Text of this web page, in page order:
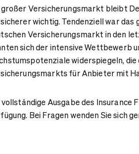
Versicherungsmarkt bleibt
wichtig. Tendenziell war
Versicherungsmarkt in den
sich der intensive Wettbewerb
widerspiegeln,
für Anbieter mit
vollständige Ausgabe des Insurance
Bei Fragen wenden Sie sich